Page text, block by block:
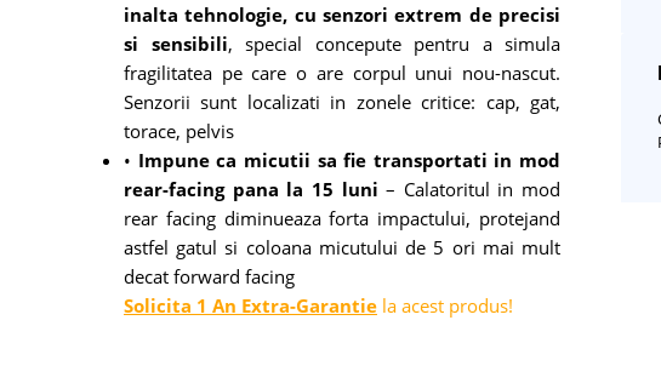
inalta tehnologie, cu senzori extrem de precisi
si sensibili, special concepute pentru a simula
fragilitatea pe care o are corpul unui nou-nascut.
Senzorii sunt localizati in zonele critice: cap, gat,
torace, pelvis
• Impune ca micutii sa fie transportati in mod
rear-facing pana la 15 luni – Calatoritul in mod
rear facing diminueaza forta impactului, protejand
astfel gatul si coloana micutului de 5 ori mai mult
decat forward facing
Solicita 1 An Extra-Garantie la acest produs!